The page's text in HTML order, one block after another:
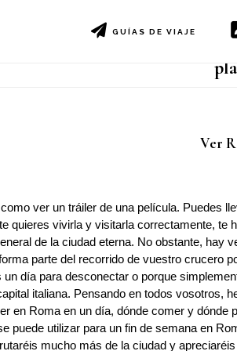
GUÍAS DE VIAJE
Ver
ver un tráiler de una película. Puedes
quieres vivirla y visitarla correctamente, te
de la ciudad eterna. No obstante, hay
parte del recorrido de vuestro crucero
un día para desconectar o porque
italiana. Pensando en todos vosotros,
en Roma en un día, dónde comer y dónde
puede utilizar para un fin de semana en
mucho más de la ciudad y